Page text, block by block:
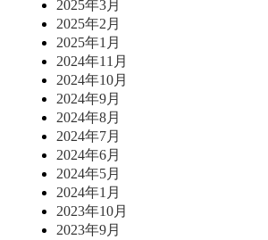
2025年3月
2025年2月
2025年1月
2024年11月
2024年10月
2024年9月
2024年8月
2024年7月
2024年6月
2024年5月
2024年1月
2023年10月
2023年9月